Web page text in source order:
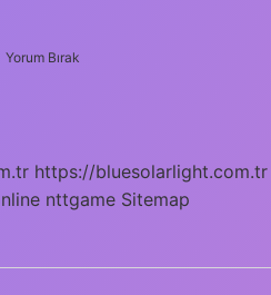
Yorum Bırak
https://bluesolarlight.com.tr
nttgame Sitemap